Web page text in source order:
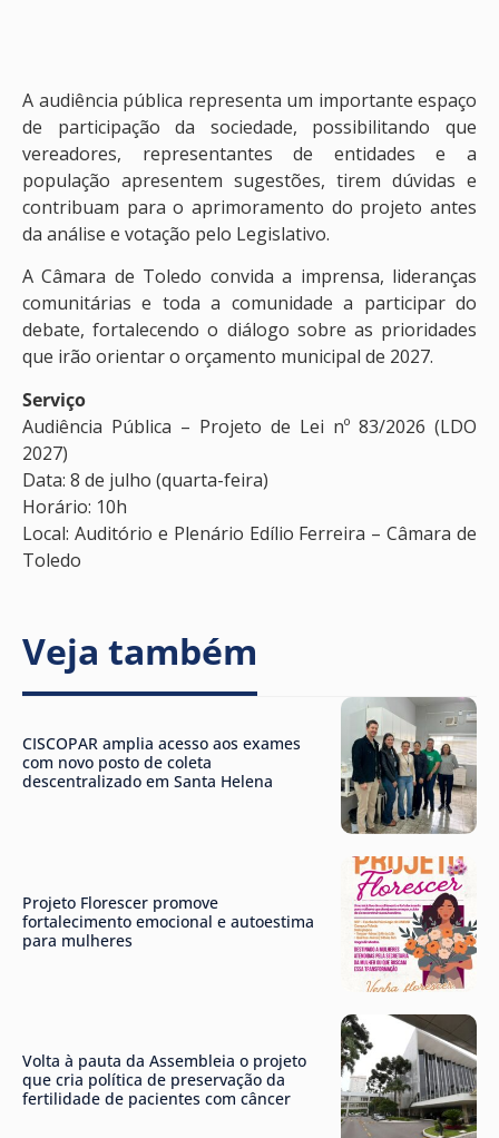
A audiência pública representa um importante espaço
de participação da sociedade, possibilitando que
vereadores, representantes de entidades e a
população apresentem sugestões, tirem dúvidas e
contribuam para o aprimoramento do projeto antes
da análise e votação pelo Legislativo.
A Câmara de Toledo convida a imprensa, lideranças
comunitárias e toda a comunidade a participar do
debate, fortalecendo o diálogo sobre as prioridades
que irão orientar o orçamento municipal de 2027.
Serviço
Audiência Pública – Projeto de Lei nº 83/2026 (LDO
2027)
Data: 8 de julho (quarta-feira)
Horário: 10h
Local: Auditório e Plenário Edílio Ferreira – Câmara de
Toledo
Veja também
CISCOPAR amplia acesso aos exames
com novo posto de coleta
descentralizado em Santa Helena
Projeto Florescer promove
fortalecimento emocional e autoestima
para mulheres
Volta à pauta da Assembleia o projeto
que cria política de preservação da
fertilidade de pacientes com câncer